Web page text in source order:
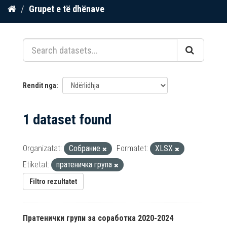
Kalo
përmbajtja
Grupet e të dhënave
Rendit nga
1 dataset found
Organizatat: Собрание Formatet:
XLSX
Etiketat:
пратеничка група
Filtro rezultatet
Пратенички групи за соработка 2020-2024